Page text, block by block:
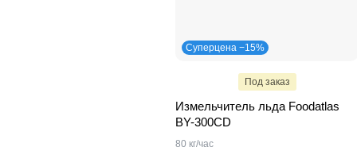
Суперцена −15%
Под заказ
Измельчитель льда Foodatlas
BY-300CD
80 кг/час